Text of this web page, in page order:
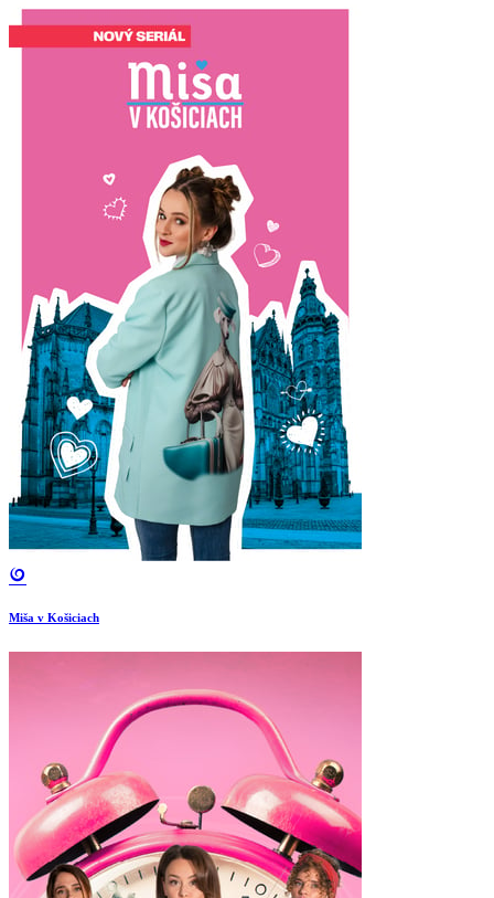
Miša v Košiciach